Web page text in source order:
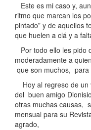
Este es mi caso y,
ritmo que marcan los
pintado” y de aquellos
que huelen a clá y a
Por todo ello les pido
moderadamente a
que son muchos,
Hoy al regreso de un
del buen amigo
otras muchas causas,
mensual para su
agrado,